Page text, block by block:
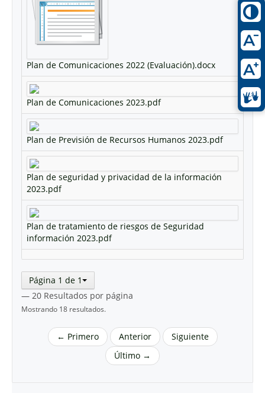
Plan de Comunicaciones 2022 (Evaluación).docx
Plan de Comunicaciones 2023.pdf
Plan de Previsión de Recursos Humanos 2023.pdf
Plan de seguridad y privacidad de la información
2023.pdf
Plan de tratamiento de riesgos de Seguridad
información 2023.pdf
Página 1 de 1
— 20 Resultados por página
Mostrando 18 resultados.
← Primero Anterior
Siguiente
Último →